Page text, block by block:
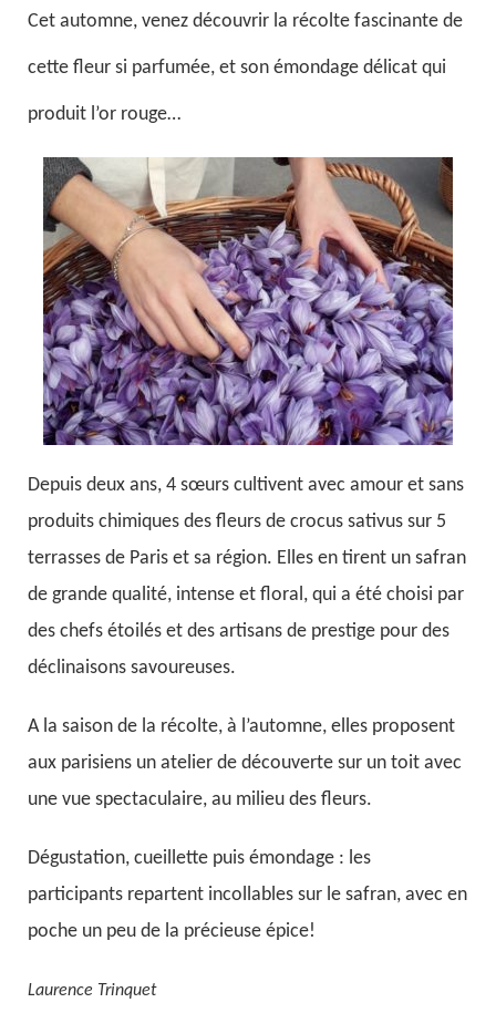
Cet automne, venez découvrir la récolte fascinante de
cette fleur si parfumée, et son émondage délicat qui
produit l’or rouge…
Depuis deux ans, 4 sœurs cultivent avec amour et sans
produits chimiques des fleurs de crocus sativus sur 5
terrasses de Paris et sa région. Elles en tirent un safran
de grande qualité, intense et floral, qui a été choisi par
des chefs étoilés et des artisans de prestige pour des
déclinaisons savoureuses.
A la saison de la récolte, à l’automne, elles proposent
aux parisiens un atelier de découverte sur un toit avec
une vue spectaculaire, au milieu des fleurs.
Dégustation, cueillette puis émondage : les
participants repartent incollables sur le safran, avec en
poche un peu de la précieuse épice!
Laurence Trinquet